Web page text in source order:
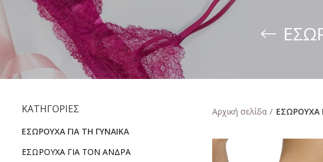
ΚΑΤΗΓΟΡΙΕΣ
ΕΣΩΡΟΥΧΑ ΓΙΑ ΤΗ ΓΥΝΑΙΚΑ
ΕΣΩΡΟΥΧΑ ΓΙΑ ΤΟΝ ΑΝΔΡΑ
Αρχική σελίδα ΕΣΩΡΟΥΧΑ